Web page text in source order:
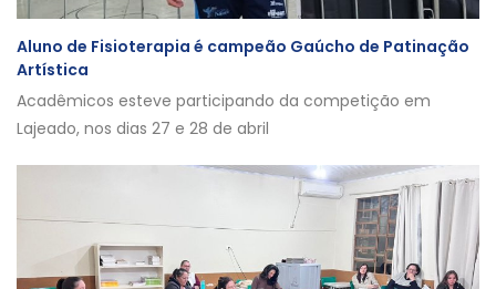
Aluno de Fisioterapia é campeão Gaúcho de Patinação
Artística
Acadêmicos esteve participando da competição em
Lajeado, nos dias 27 e 28 de abril